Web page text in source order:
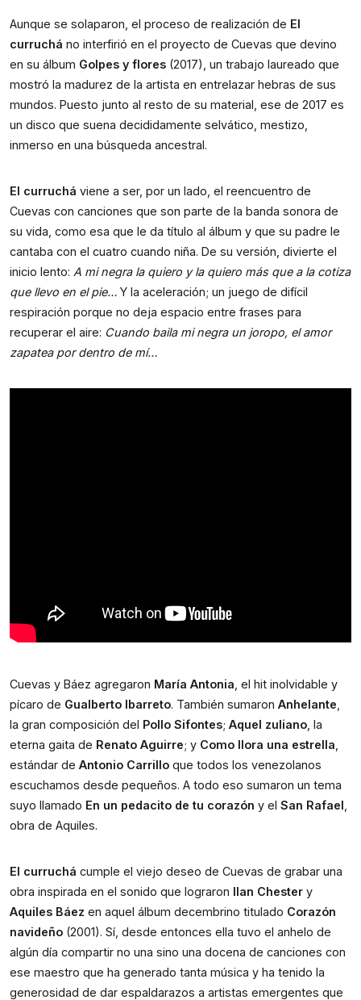
Aunque se solaparon, el proceso de realización de El
curruchá no interfirió en el proyecto de Cuevas que devino
en su álbum Golpes y flores (2017), un trabajo laureado que
mostró la madurez de la artista en entrelazar hebras de sus
mundos. Puesto junto al resto de su material, ese de 2017 es
un disco que suena decididamente selvático, mestizo,
inmerso en una búsqueda ancestral.
El curruchá viene a ser, por un lado, el reencuentro de
Cuevas con canciones que son parte de la banda sonora de
su vida, como esa que le da título al álbum y que su padre le
cantaba con el cuatro cuando niña. De su versión, divierte el
inicio lento: A mi negra la quiero y la quiero más que a la cotiza
que llevo en el pie… Y la aceleración; un juego de difícil
respiración porque no deja espacio entre frases para
recuperar el aire: Cuando baila mi negra un joropo, el amor
zapatea por dentro de mí…
Cuevas y Báez agregaron María Antonia, el hit inolvidable y
pícaro de Gualberto Ibarreto. También sumaron Anhelante,
la gran composición del Pollo Sifontes; Aquel zuliano, la
eterna gaita de Renato Aguirre; y Como llora una estrella,
estándar de Antonio Carrillo que todos los venezolanos
escuchamos desde pequeños. A todo eso sumaron un tema
suyo llamado En un pedacito de tu corazón y el San Rafael ,
obra de Aquiles.
El curruchá cumple el viejo deseo de Cuevas de grabar una
obra inspirada en el sonido que lograron
Ilan Chester
Aquiles Báez en aquel álbum decembrino titulado Corazón
navideño (2001). Sí, desde entonces ella tuvo el anhelo de
algún día compartir no una sino una docena de canciones con
ese maestro que ha generado tanta música y ha tenido la
generosidad de dar espaldarazos a artistas emergentes que